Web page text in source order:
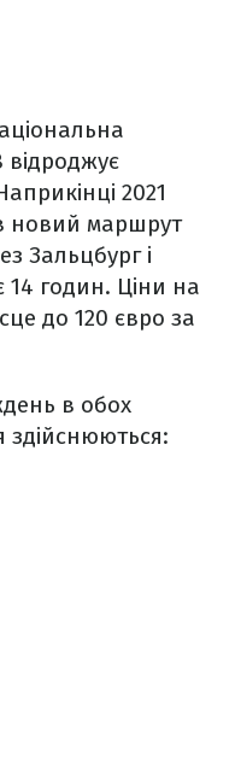
відроджує
2021
новий маршрут
Зальцбург і
годин. Ціни на
до 120 євро за
в обох
здійснюються: